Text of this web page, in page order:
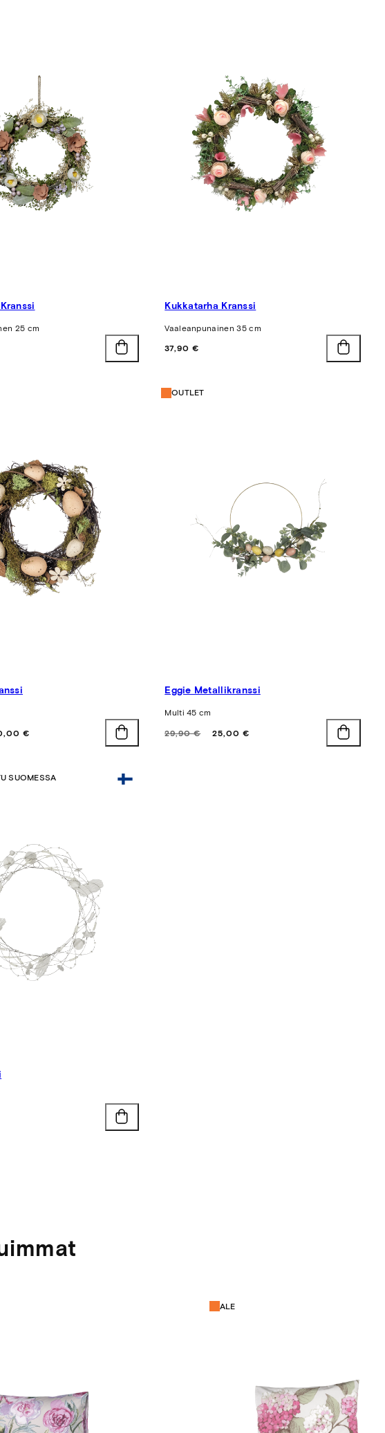
25 cm
Kukkatarha Kranssi
Vaaleanpunainen 35 cm
Hinta
37,90 €
€
OUTLET
Eggie Metallikranssi
Multi 45 cm
Hinta
29,90 € Alennushinta
25,00 €
SUOMESSA
ALE